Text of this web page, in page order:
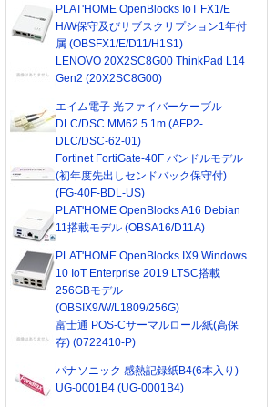
PLAT'HOME OpenBlocks IoT FX1/E
H/W保守及びサブスクリプション1年付
属 (OBSFX1/E/D11/H1S1)
LENOVO 20X2SC8G00 ThinkPad L14
Gen2 (20X2SC8G00)
エイム電子 光ファイバーケーブル
DLC/DSC MM62.5 1m (AFP2-
DLC/DSC-62-01)
Fortinet FortiGate-40F バンドルモデル
(初年度先出しセンドバック保守付)
(FG-40F-BDL-US)
PLAT'HOME OpenBlocks A16 Debian
11搭載モデル (OBSA16/D11A)
PLAT'HOME OpenBlocks IX9 Windows
10 IoT Enterprise 2019 LTSC搭載
256GBモデル
(OBSIX9/W/L1809/256G)
富士通 POS-Cサーマルロール紙(高保
存) (0722410-P)
パナソニック 感熱記録紙B4(6本入り)
UG-0001B4 (UG-0001B4)